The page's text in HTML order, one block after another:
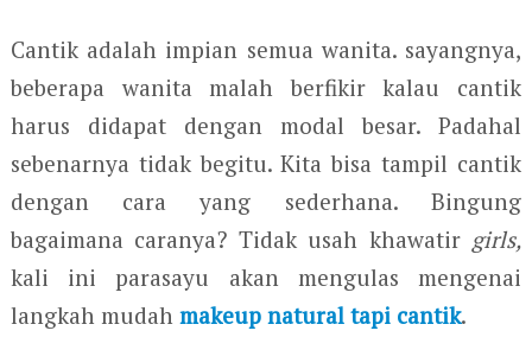
Cantik adalah impian semua wanita. sayangnya,
beberapa wanita malah berfikir kalau cantik
harus didapat dengan modal besar. Padahal
sebenarnya tidak begitu. Kita bisa tampil cantik
dengan cara yang sederhana. Bingung
bagaimana caranya? Tidak usah khawatir girls,
kali ini parasayu akan mengulas mengenai
langkah mudah makeup natural tapi cantik.